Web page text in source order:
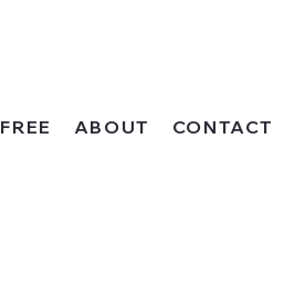
FREE ABOUT CONTACT